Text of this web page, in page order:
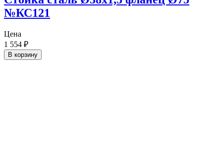
№КС121
Цена
1 554 ₽
В корзину